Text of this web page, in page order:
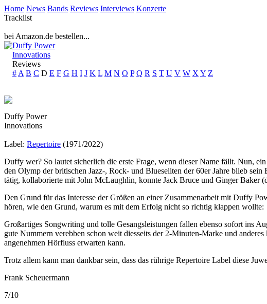
Home News Bands Reviews Interviews Konzerte
Tracklist
bei Amazon.de bestellen...
Duffy Power
Innovations
Reviews
# A B C D E F G H I J K L M N O P Q R S T U V W X Y Z
Duffy Power
Innovations
Label: Repertoire (1971/2022)
Duffy wer? So lautet sicherlich die erste Frage, wenn dieser Name fällt. Nun,
den Olymp der britischen Jazz-, Rock- und Blueseliten der 60er Jahre blieb
tätig, kollaborierte mit John McLaughlin, konnte Jack Bruce und Ginger Baker
Den Grund für das Interesse der Größen an einer Zusammenarbeit mit Duffy
hören, wie den Grund, warum es mit dem Erfolg nicht so richtig klappen wollte:
Großartiges Songwriting und tolle Gesangsleistungen fallen ebenso sofort ins
gute Nummern verebben schon weit diesseits der 2-Minuten-Marke und
angenehmen Hörfluss erwarten kann.
Trotz allem kann man dankbar sein, dass das rührige Repertoire Label diese
Frank Scheuermann
7/10